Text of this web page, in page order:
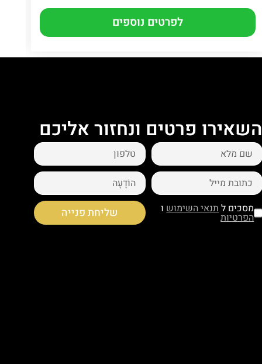
לפרטים נוספים
השאירו פרטים ונחזור אליכם
מסכים לתנאי השימושו
הפרטיות שליחת פנייה